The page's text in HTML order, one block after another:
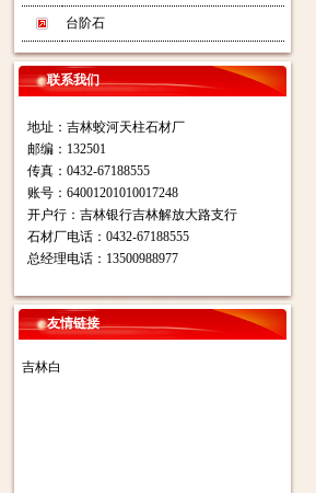
台阶石
联系我们
地址：吉林蛟河天柱石材厂
邮编：132501
传真：0432-67188555
账号：64001201010017248
开户行：吉林银行吉林解放大路支行
石材厂电话：0432-67188555
总经理电话：13500988977
友情链接
吉林白